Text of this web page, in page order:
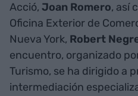
Acció, Joan Romero, así
Oficina Exterior de
Nueva York, Robert
encuentro, organizado
Turismo, se ha dirigido a
intermediación